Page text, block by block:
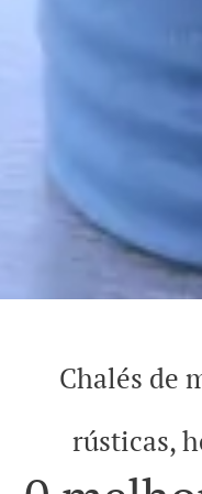
Chalés de
rústicas,